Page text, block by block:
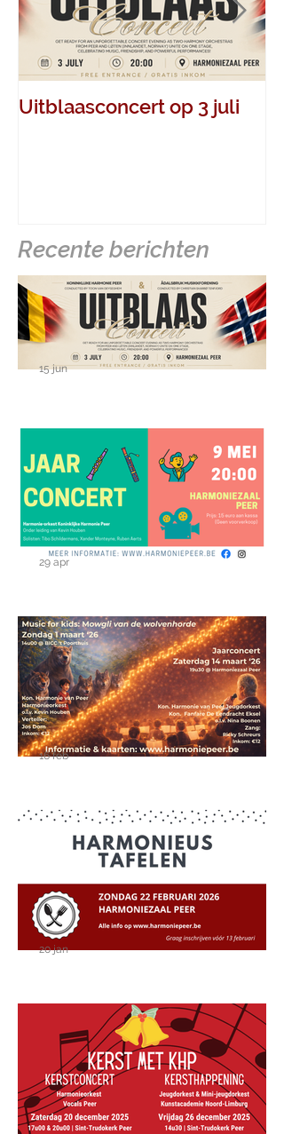
Uitblaasconcert op 3 juli
Recente berichten
15 jun
mei 2026
29 apr
topvoorstellingen voor
jong en oud!
16 feb
februari 2026
20 jan